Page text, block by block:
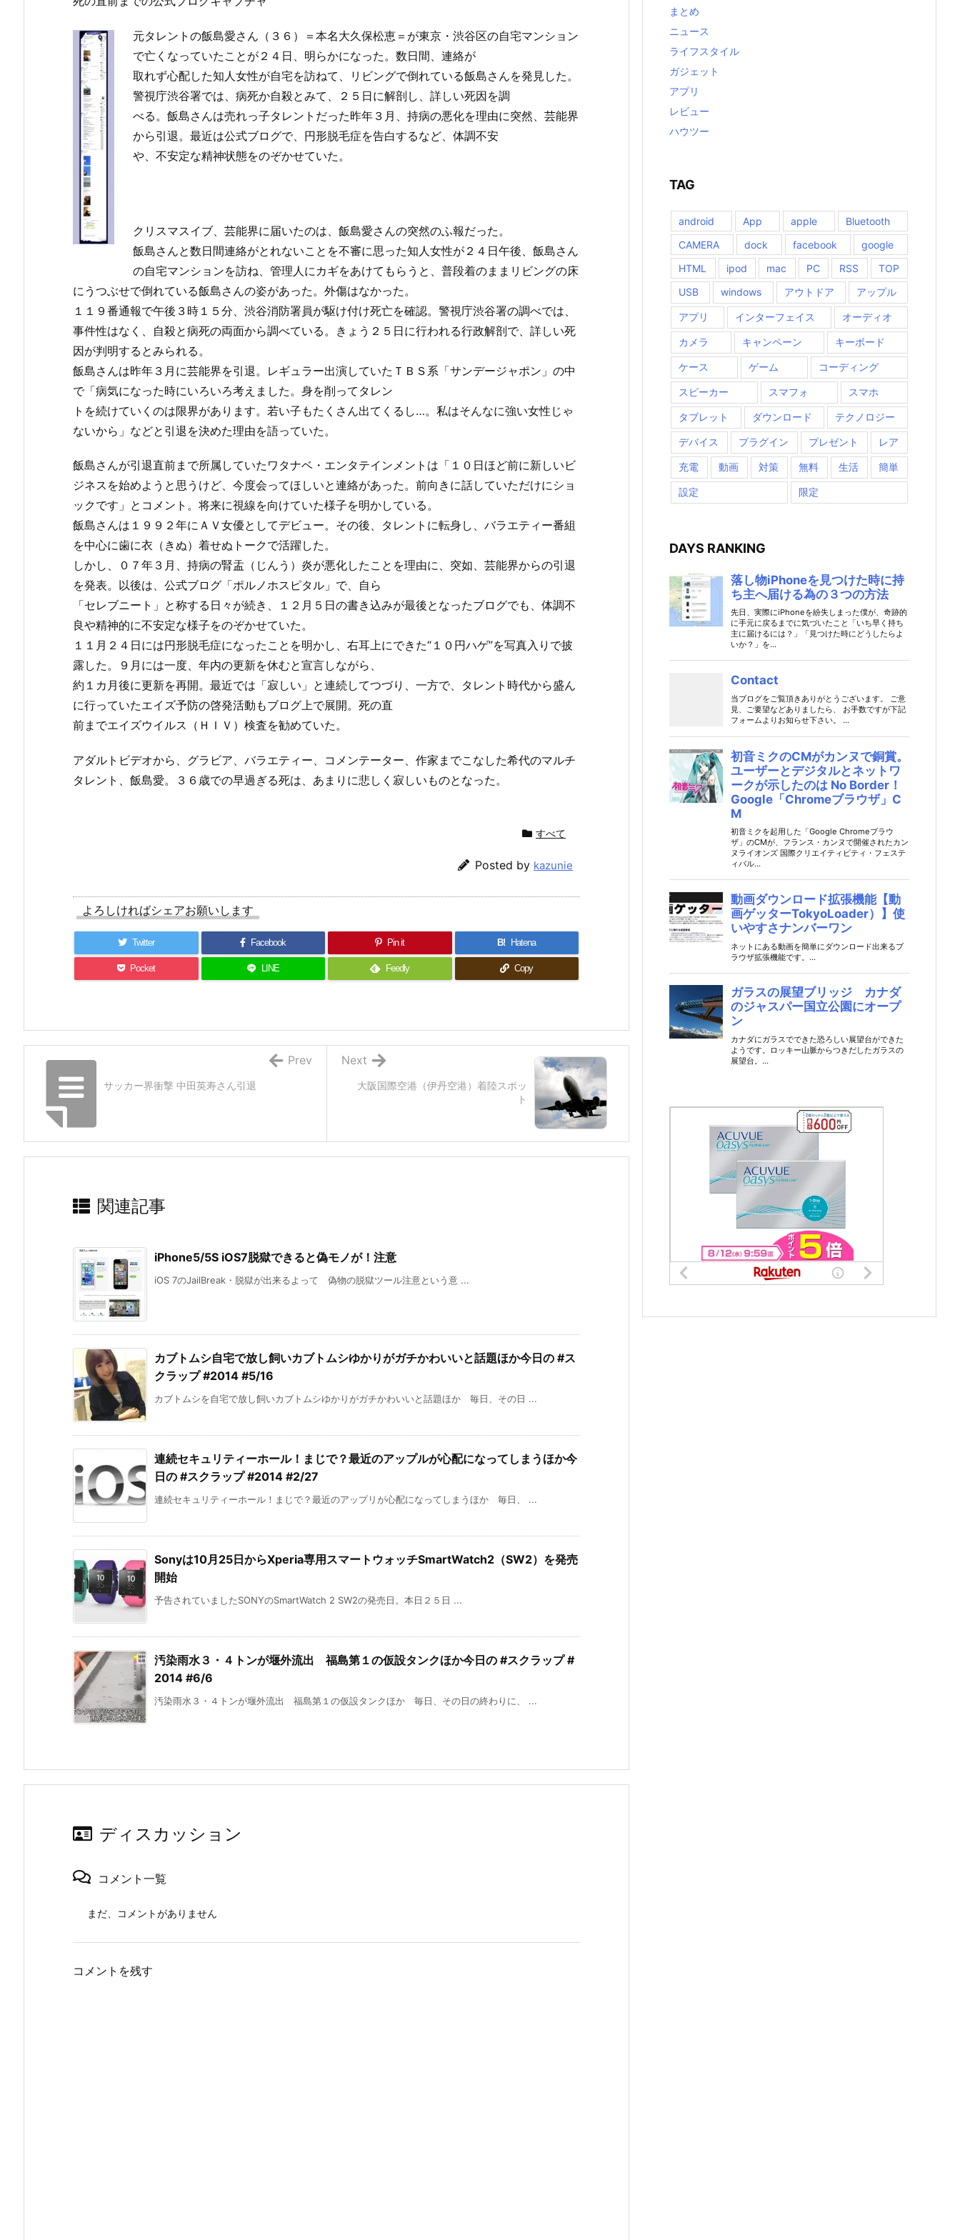
元タレントの飯島愛さん（３６）＝本名大久保松恵＝が東京・渋谷区の自宅マンション
で亡くなっていたことが２４日、明らかになった。数日間、連絡が
取れず心配した知人女性が自宅を訪ねて、リビングで倒れている飯島さんを発見した。
警視庁渋谷署では、病死か自殺とみて、２５日に解剖し、詳しい死因を調
べる。飯島さんは売れっ子タレントだった昨年３月、持病の悪化を理由に突然、芸能界
から引退。最近は公式ブログで、円形脱毛症を告白するなど、体調不安
や、不安定な精神状態をのぞかせていた。
クリスマスイブ、芸能界に届いたのは、飯島愛さんの突然のふ報だった。
飯島さんと数日間連絡がとれないことを不審に思った知人女性が２４日午後、飯島さん
の自宅マンションを訪ね、管理人にカギをあけてもらうと、普段着のままリビングの床
にうつぶせで倒れている飯島さんの姿があった。外傷はなかった。
１１９番通報で午後３時１５分、渋谷消防署員が駆け付け死亡を確認。警視庁渋谷署の調べでは、
事件性はなく、自殺と病死の両面から調べている。きょう２５日に行われる行政解剖で、詳しい死
因が判明するとみられる。
飯島さんは昨年３月に芸能界を引退。レギュラー出演していたＴＢＳ系「サンデージャポン」の中
で「病気になった時にいろいろ考えました。身を削ってタレン
トを続けていくのは限界があります。若い子もたくさん出てくるし…。私はそんなに強い女性じゃ
ないから」などと引退を決めた理由を語っていた。
飯島さんが引退直前まで所属していたワタナベ・エンタテインメントは「１０日ほど前に新しいビ
ジネスを始めようと思うけど、今度会ってほしいと連絡があった。前向きに話していただけにショ
ックです」とコメント。将来に視線を向けていた様子を明かしている。
飯島さんは１９９２年にＡＶ女優としてデビュー。その後、タレントに転身し、バラエティー番組
を中心に歯に衣（きぬ）着せぬトークで活躍した。
しかし、０７年３月、持病の腎盂（じんう）炎が悪化したことを理由に、突如、芸能界からの引退
を発表。以後は、公式ブログ「ポルノホスピタル」で、自ら
「セレブニート」と称する日々が続き、１２月５日の書き込みが最後となったブログでも、体調不
良や精神的に不安定な様子をのぞかせていた。
１１月２４日には円形脱毛症になったことを明かし、右耳上にできた“１０円ハゲ”を写真入りで披
露した。９月には一度、年内の更新を休むと宣言しながら、
約１カ月後に更新を再開。最近では「寂しい」と連続してつづり、一方で、タレント時代から盛ん
に行っていたエイズ予防の啓発活動もブログ上で展開。死の直
前までエイズウイルス（ＨＩＶ）検査を勧めていた。
アダルトビデオから、グラビア、バラエティー、コメンテーター、作家までこなした希代のマルチ
タレント、飯島愛。３６歳での早過ぎる死は、あまりに悲しく寂しいものとなった。
すべて
Posted by kazunie
よろしければシェアお願いします
Twitter Facebook Pin it B! Hatena
Pocket LINE Feedly Copy
大阪国際空港（伊丹空港）着陸スポッ
ト
Next
サッカー界衝撃 中田英寿さん引退
Prev
関連記事
iPhone5/5S iOS7脱獄できると偽モノが！注意
iOS 7のJailBreak・脱獄が出来るよって 偽物の脱獄ツール注意という意 ...
カブトムシ自宅で放し飼いカブトムシゆかりがガチかわいいと話題ほか今日の #ス
クラップ #2014 #5/16
カブトムシを自宅で放し飼いカブトムシゆかりがガチかわいいと話題ほか 毎日、その日 ...
連続セキュリティーホール！まじで？最近のアップルが心配になってしまうほか今
日の #スクラップ #2014 #2/27
連続セキュリティーホール！まじで？最近のアップリが心配になってしまうほか 毎日、 ...
Sonyは10月25日からXperia専用スマートウォッチSmartWatch2（SW2）を発売
開始
予告されていましたSONYのSmartWatch 2 SW2の発売日。本日２５日 ...
汚染雨水３・４トンが堰外流出 福島第１の仮設タンクほか今日の #スクラップ #
2014 #6/6
汚染雨水３・４トンが堰外流出 福島第１の仮設タンクほか 毎日、その日の終わりに、 ...
ディスカッション
コメント一覧
まだ、コメントがありません
コメントを残す
まとめ
ニュース
ライフスタイル
ガジェット
アプリ
レビュー
ハウツー
TAG
android App apple
Bluetooth
CAMERA
dock facebook
google
HTML
ipod mac PC RSS
TOP
USB
windows アウトドア アップル
アプリ インターフェイス オーディオ
カメラ キャンペーン キーボード
ケース ゲーム コーディング
スピーカー スマフォ スマホ
タブレット ダウンロード テクノロジー
デバイス プラグイン プレゼント レア
充電 動画 対策 無料 生活 簡単
設定 限定
DAYS RANKING